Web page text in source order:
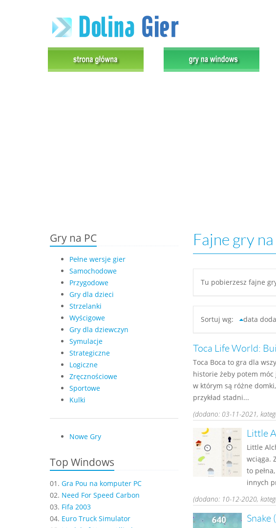
Gry na PC
Pełne wersje gier
Samochodowe
Przygodowe
Gry dla dzieci
Strzelanki
Wyścigowe
Gry dla dziewczyn
Symulacje
Strategiczne
Logiczne
Zręcznościowe
Sportowe
Kulki
Nowe Gry
Top Windows
01. Gra Pou na komputer PC
02. Need For Speed Carbon
03. Fifa 2003
04. Euro Truck Simulator
Fajne gry
Tu pobierzesz fajne
Sortuj wg: data
Toca Life World:
Toca Boca to gra dla
historie żeby potem móc
w którym są różne
przykład stadni...
(dodano: 03-11-2021,
Little
Little
wciąga.
to
innych
(dodano: 10-12-2020,
Snake